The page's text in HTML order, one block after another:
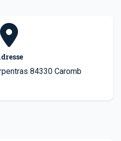
84330 Caromb